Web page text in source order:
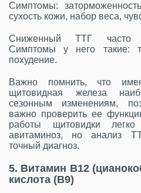
Симптомы:
сухость кожи, набор веса,
Сниженный ТТГ часто
Симптомы у него такие:
похудение.
Важно помнить, что
щитовидная железа
сезонным изменениям,
важно проверить ее
работы щитовидки
авитаминоз, но анализ
точный диагноз.
5. Витамин B12
кислота (B9)